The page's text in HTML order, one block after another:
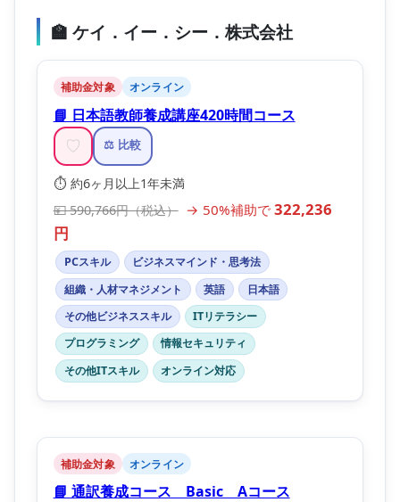
🏫 ケイ．イー．シー．株式会社
補助金対象 オンライン
📘 日本語教師養成講座420時間コース
♡ ⚖️ 比較
⏱️ 約6ヶ月以上1年未満
💴 590,766円（税込） → 50%補助で 322,236
円
PCスキル
ビジネスマインド・思考法
組織・人材マネジメント
英語
日本語
その他ビジネススキル
ITリテラシー
プログラミング
情報セキュリティ
その他ITスキル
オンライン対応
補助金対象 オンライン
📘 通訳養成コース Basic Aコース